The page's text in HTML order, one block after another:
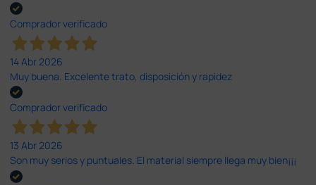
Comprador verificado
14 Abr 2026
Muy buena. Excelente trato, disposición y rapidez
Comprador verificado
13 Abr 2026
Son muy serios y puntuales. El material siempre llega muy bien¡¡¡